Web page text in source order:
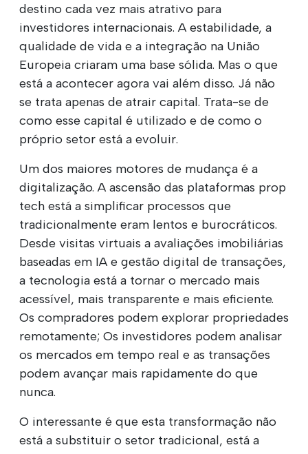
destino cada vez mais atrativo para
investidores internacionais. A estabilidade, a
qualidade de vida e a integração na União
Europeia criaram uma base sólida. Mas o que
está a acontecer agora vai além disso. Já não
se trata apenas de atrair capital. Trata-se de
como esse capital é utilizado e de como o
próprio setor está a evoluir.
Um dos maiores motores de mudança é a
digitalização. A ascensão das plataformas prop
tech está a simplificar processos que
tradicionalmente eram lentos e burocráticos.
Desde visitas virtuais a avaliações imobiliárias
baseadas em IA e gestão digital de transações,
a tecnologia está a tornar o mercado mais
acessível, mais transparente e mais eficiente.
Os compradores podem explorar propriedades
remotamente; Os investidores podem analisar
os mercados em tempo real e as transações
podem avançar mais rapidamente do que
nunca.
O interessante é que esta transformação não
está a substituir o setor tradicional, está a